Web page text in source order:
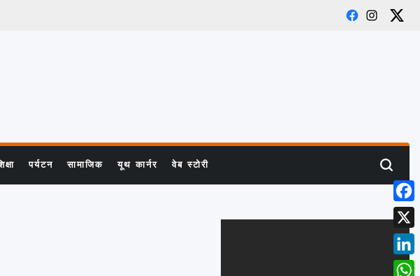
Facebook
Instagram
X
पर्यटन सामाजिक यूथ कार्नर वेब स्टोरी Search
X